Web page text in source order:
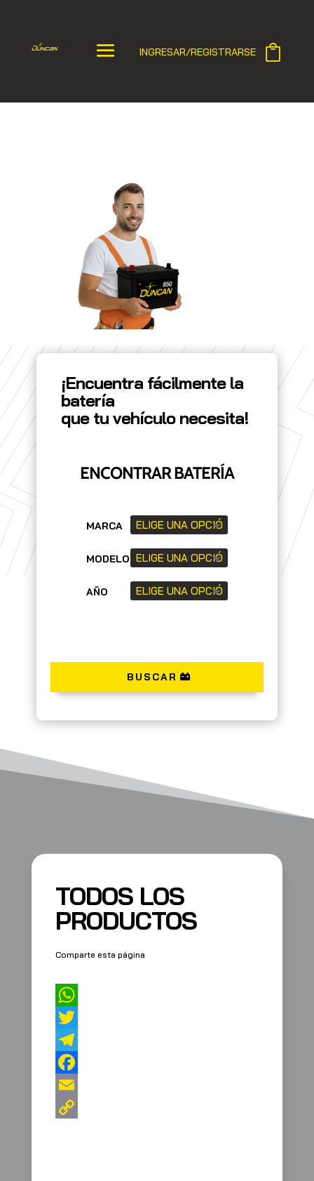
INGRESAR/REGISTRARSE
¡Encuentra fácilmente la
batería
que tu vehículo necesita!
ENCONTRAR BATERÍA
MARCA
MODELO
AÑO
BUSCAR
TODOS LOS
PRODUCTOS
Comparte esta página